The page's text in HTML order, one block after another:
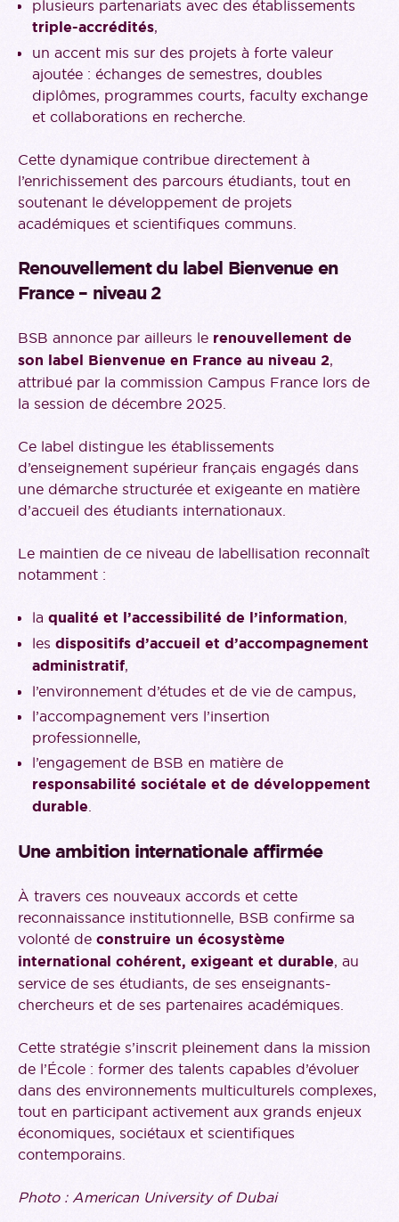
plusieurs partenariats avec des établissements
triple-accrédités,
un accent mis sur des projets à forte valeur
ajoutée : échanges de semestres, doubles
diplômes, programmes courts, faculty exchange
et collaborations en recherche.
Cette dynamique contribue directement à
l’enrichissement des parcours étudiants, tout en
soutenant le développement de projets
académiques et scientifiques communs.
Renouvellement du label Bienvenue en
France – niveau 2
BSB annonce par ailleurs le renouvellement de
son label Bienvenue en France au niveau 2,
attribué par la commission Campus France lors de
la session de décembre 2025.
Ce label distingue les établissements
d’enseignement supérieur français engagés dans
une démarche structurée et exigeante en matière
d’accueil des étudiants internationaux.
Le maintien de ce niveau de labellisation reconnaît
notamment :
la qualité et l’accessibilité de l’information,
les dispositifs d’accueil et d’accompagnement
administratif,
l’environnement d’études et de vie de campus,
l’accompagnement vers l’insertion
professionnelle,
l’engagement de BSB en matière de
responsabilité sociétale et de développement
durable
Une ambition internationale affirmée
À travers ces nouveaux accords et cette
reconnaissance institutionnelle, BSB confirme sa
volonté de construire un écosystème
international cohérent, exigeant et durable, au
service de ses étudiants, de ses enseignants-
chercheurs et de ses partenaires académiques.
Cette stratégie s’inscrit pleinement dans la mission
de l’École : former des talents capables d’évoluer
dans des environnements multiculturels complexes,
tout en participant activement aux grands enjeux
économiques, sociétaux et scientifiques
contemporains.
Photo : American University of Dubai